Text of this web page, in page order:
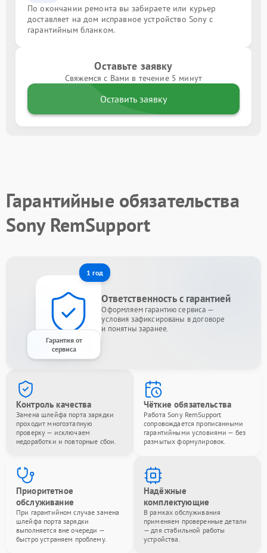
По окончании ремонта вы забираете или курьер
доставляет на дом исправное устройство Sony с
гарантийным бланком.
Оставьте заявку
Свяжемся с Вами в течение 5 минут
Оставить заявку
Гарантийные обязательства
Sony RemSupport
1 год
Гарантия от
сервиса
Ответственность с гарантией
Оформляем гарантию сервиса —
условия зафиксированы в договоре
и понятны заранее.
Контроль качества
Замена шлейфа порта зарядки
проходит многоэтапную
проверку — исключаем
недоработки и повторные сбои.
Чёткие обязательства
Работа Sony RemSupport
сопровождается прописанными
гарантийными условиями — без
размытых формулировок.
Приоритетное
обслуживание
При гарантийном случае замена
шлейфа порта зарядки
выполняется вне очереди —
быстро устраняем проблему.
Надёжные
комплектующие
В рамках обслуживания
применяем проверенные детали
— для стабильной работы
устройства.